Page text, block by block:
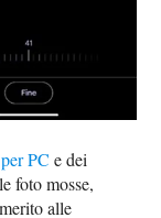
PC e dei
foto mosse,
alle